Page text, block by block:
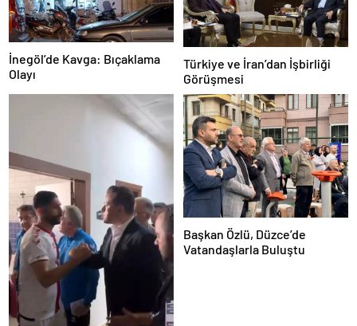
İnegöl’de Kavga: Bıçaklama
Olayı
Türkiye ve İran’dan İşbirliği
Görüşmesi
Başkan Özlü, Düzce’de
Vatandaşlarla Buluştu